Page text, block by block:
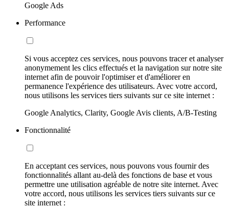
Google Ads
Performance
Si vous acceptez ces services, nous pouvons tracer et analyser
anonymement les clics effectués et la navigation sur notre site
internet afin de pouvoir l'optimiser et d'améliorer en
permanence l'expérience des utilisateurs. Avec votre accord,
nous utilisons les services tiers suivants sur ce site internet :
Google Analytics, Clarity, Google Avis clients, A/B-Testing
Fonctionnalité
En acceptant ces services, nous pouvons vous fournir des
fonctionnalités allant au-delà des fonctions de base et vous
permettre une utilisation agréable de notre site internet. Avec
votre accord, nous utilisons les services tiers suivants sur ce
site internet :